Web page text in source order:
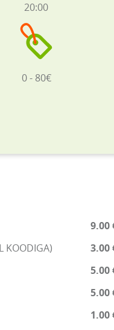
20:00
0 - 80€
9.00
KOODIGA)
3.00
5.00
5.00
1.00